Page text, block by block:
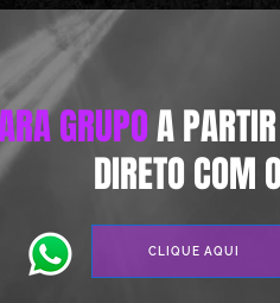
GRUPOA
DIRETO COM
CLIQUE AQUI